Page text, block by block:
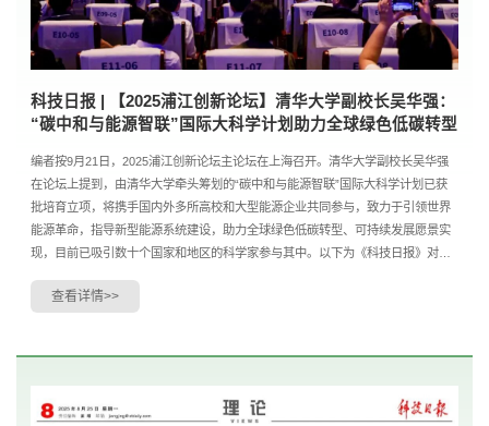
科技日报 | 【2025浦江创新论坛】清华大学副校长吴华强：
“碳中和与能源智联”国际大科学计划助力全球绿色低碳转型
编者按9月21日，2025浦江创新论坛主论坛在上海召开。清华大学副校长吴华强
在论坛上提到，由清华大学牵头筹划的“碳中和与能源智联”国际大科学计划已获
批培育立项，将携手国内外多所高校和大型能源企业共同参与，致力于引领世界
能源革命，指导新型能源系统建设，助力全球绿色低碳转型、可持续发展愿景实
现，目前已吸引数十个国家和地区的科学家参与其中。以下为《科技日报》对相
查看详情>>